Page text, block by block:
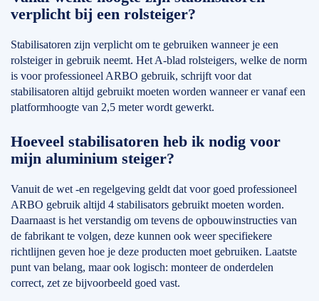
verplicht bij een rolsteiger?
Stabilisatoren zijn verplicht om te gebruiken wanneer je een
rolsteiger in gebruik neemt. Het A-blad rolsteigers, welke de norm
is voor professioneel ARBO gebruik, schrijft voor dat
stabilisatoren altijd gebruikt moeten worden wanneer er vanaf een
platformhoogte van 2,5 meter wordt gewerkt.
Hoeveel stabilisatoren heb ik nodig voor
mijn aluminium steiger?
Vanuit de wet -en regelgeving geldt dat voor goed professioneel
ARBO gebruik altijd 4 stabilisators gebruikt moeten worden.
Daarnaast is het verstandig om tevens de opbouwinstructies van
de fabrikant te volgen, deze kunnen ook weer specifiekere
richtlijnen geven hoe je deze producten moet gebruiken. Laatste
punt van belang, maar ook logisch: monteer de onderdelen
correct, zet ze bijvoorbeeld goed vast.